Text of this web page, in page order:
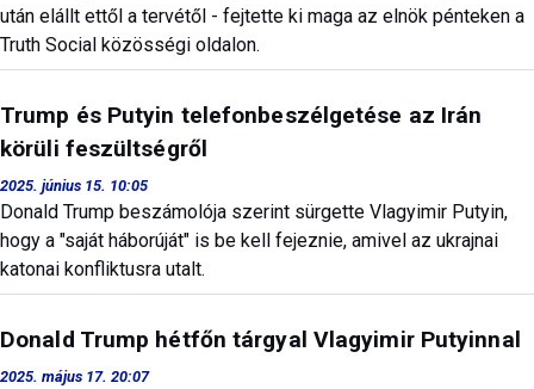
után elállt ettől a tervétől - fejtette ki maga az elnök pénteken a
Truth Social közösségi oldalon.
Trump és Putyin telefonbeszélgetése az Irán
körüli feszültségről
2025. június 15. 10:05
Donald Trump beszámolója szerint sürgette Vlagyimir Putyin,
hogy a "saját háborúját" is be kell fejeznie, amivel az ukrajnai
katonai konfliktusra utalt.
Donald Trump hétfőn tárgyal Vlagyimir Putyinnal
2025. május 17. 20:07